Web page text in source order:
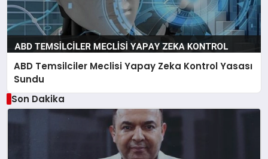
ABD Temsilciler Meclisi Yapay Zeka Kontrol Yasası
Sundu
Son Dakika